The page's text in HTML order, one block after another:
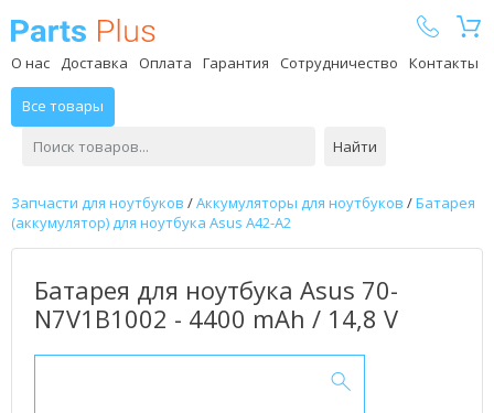
О нас Доставка Оплата Гарантия Сотрудничество Контакты
Все товары
Найти
Запчасти для ноутбуков /Аккумуляторы для ноутбуков /Батарея
(аккумулятор) для ноутбука Asus A42-A2
Батарея для ноутбука Asus 70-
N7V1B1002 - 4400 mAh / 14,8 V